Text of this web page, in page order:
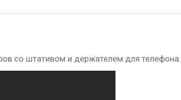
со штативом и держателем для телефона.